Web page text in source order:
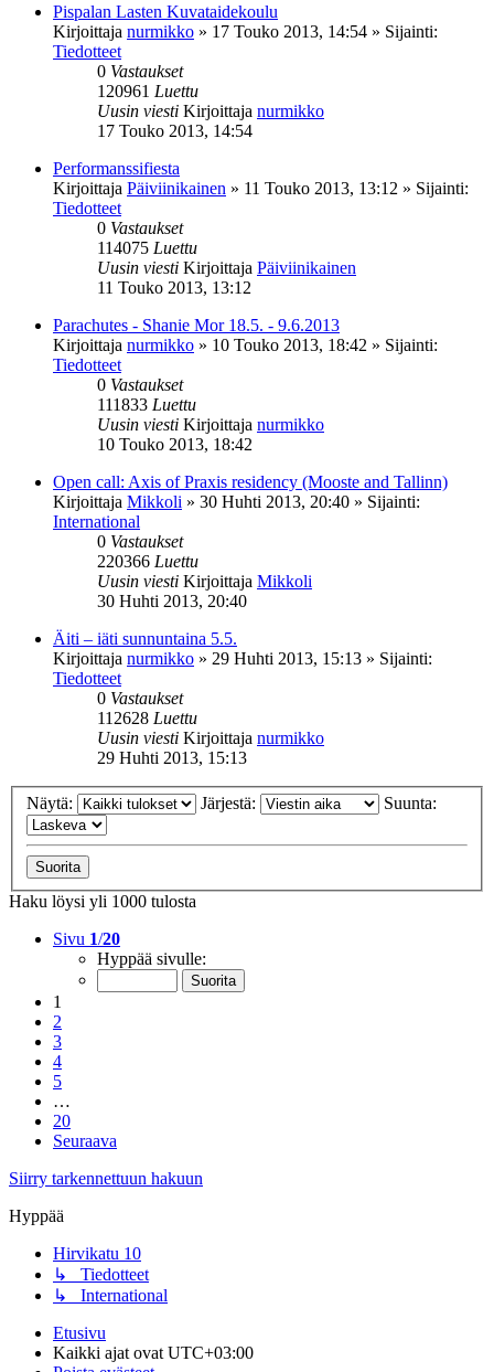
Pispalan Lasten Kuvataidekoulu
Kirjoittaja nurmikko » 17 Touko 2013, 14:54 » Sijainti:
Tiedotteet
0 Vastaukset
120961 Luettu
Uusin viesti Kirjoittaja nurmikko
17 Touko 2013, 14:54
Performanssifiesta
Kirjoittaja Päiviinikainen » 11 Touko 2013, 13:12 » Sijainti:
Tiedotteet
0 Vastaukset
114075 Luettu
Uusin viesti Kirjoittaja Päiviinikainen
11 Touko 2013, 13:12
Parachutes - Shanie Mor 18.5. - 9.6.2013
Kirjoittaja nurmikko » 10 Touko 2013, 18:42 » Sijainti:
Tiedotteet
0 Vastaukset
111833 Luettu
Uusin viesti Kirjoittaja nurmikko
10 Touko 2013, 18:42
Open call: Axis of Praxis residency (Mooste and Tallinn)
Kirjoittaja Mikkoli » 30 Huhti 2013, 20:40 » Sijainti:
International
0 Vastaukset
220366 Luettu
Uusin viesti Kirjoittaja Mikkoli
30 Huhti 2013, 20:40
Äiti – iäti sunnuntaina 5.5.
Kirjoittaja nurmikko » 29 Huhti 2013, 15:13 » Sijainti:
Tiedotteet
0 Vastaukset
112628 Luettu
Uusin viesti Kirjoittaja nurmikko
29 Huhti 2013, 15:13
Näytä: Järjestä: Suunta:
Haku löysi yli 1000 tulosta
Sivu 1/20
Hyppää sivulle:
1
2
3
4
5
…
20
Seuraava
Siirry tarkennettuun hakuun
Hyppää
Hirvikatu 10
↳ Tiedotteet
↳ International
Etusivu
Kaikki ajat ovatUTC+03:00